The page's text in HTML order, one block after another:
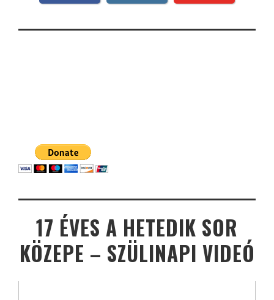
17 ÉVES A HETEDIK SOR
KÖZEPE – SZÜLINAPI VIDEÓ